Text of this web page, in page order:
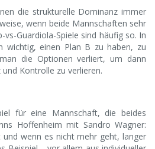
die strukturelle Dominanz immer
wenn beide Mannschaften sehr
vs-Guardiola-Spiele sind häufig so. In
wichtig, einen Plan B zu haben, zu
die Optionen verliert, um dann
Kontrolle zu verlieren.
für eine Mannschaft, die beides
Hoffenheim mit Sandro Wagner:
wenn es nicht mehr geht, langer